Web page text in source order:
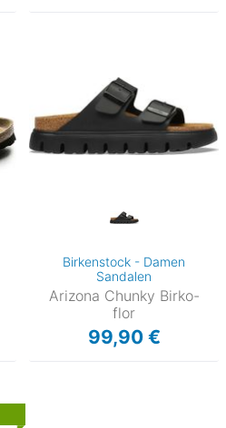
Birkenstock - Damen
Sandalen
Arizona Chunky Birko-
flor
99,90 €